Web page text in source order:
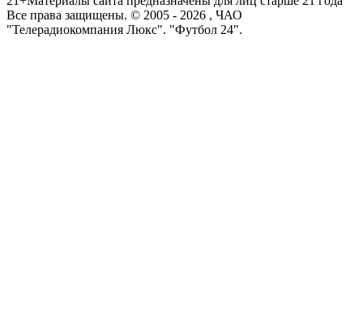
Все права защищены. © 2005 - 2026 , ЧАО
"Телерадиокомпания Люкс". "Футбол 24".